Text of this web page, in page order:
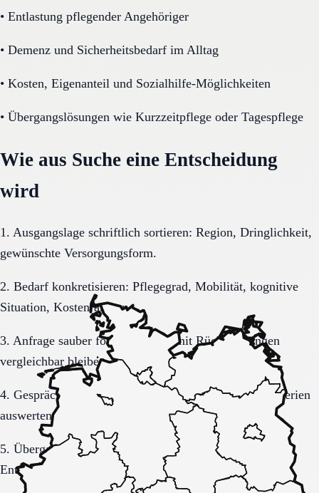
• Entlastung pflegender Angehöriger
• Demenz und Sicherheitsbedarf im Alltag
• Kosten, Eigenanteil und Sozialhilfe-Möglichkeiten
• Übergangslösungen wie Kurzzeitpflege oder Tagespflege
Wie aus Suche eine Entscheidung
wird
1. Ausgangslage schriftlich sortieren: Region, Dringlichkeit,
gewünschte Versorgungsform.
2. Bedarf konkretisieren: Pflegegrad, Mobilität, kognitive
Situation, Kostenrahmen.
3. Anfrage sauber formulieren, damit Rückmeldungen
vergleichbar bleiben.
4. Gespräche und Besichtigungen mit festen Muss-Kriterien
auswerten.
5. Übergang, Kommunikation und Kosten vor der
Entscheidung vollständig klären.